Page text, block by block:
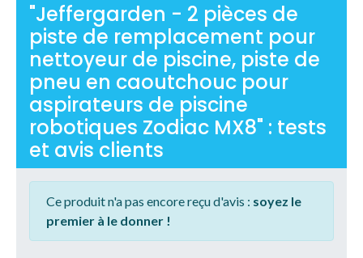
"Jeffergarden - 2 pièces de
piste de remplacement pour
nettoyeur de piscine, piste de
pneu en caoutchouc pour
aspirateurs de piscine
robotiques Zodiac MX8" : tests
et avis clients
Ce produit n'a pas encore reçu d'avis : soyez le
premier à le donner !